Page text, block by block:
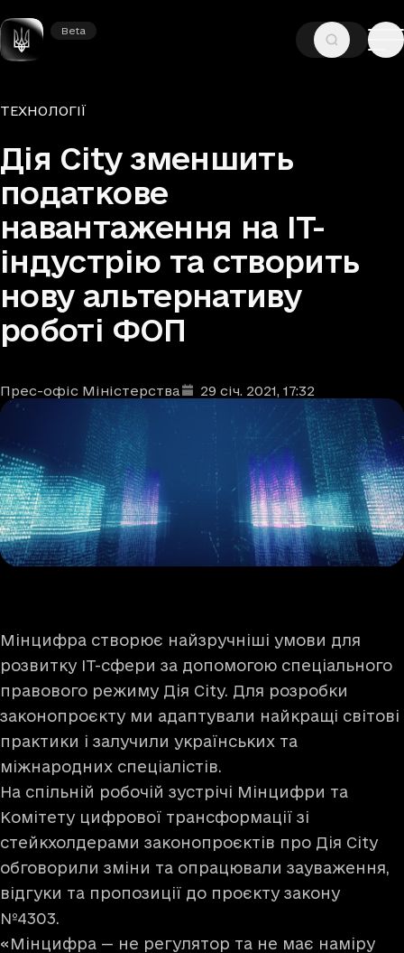
Beta
Beta
ГОЛОВНА —НОВИНИ
Рубрики
ТЕХНОЛОГІЇ
Дія City зменшить
податкове
навантаження на IT-
індустрію та створить
нову альтернативу
роботі ФОП
Автори
Прес-офіс Міністерства
Дата та час публікації: 29 січ. 2021, 17:32
Мінцифра створює найзручніші умови для
розвитку IT-сфери за допомогою спеціального
правового режиму Дія City. Для розробки
законопроєкту ми адаптували найкращі світові
практики і залучили українських та
міжнародних спеціалістів.
На спільній робочій зустрічі Мінцифри та
Комітету цифрової трансформації зі
стейкхолдерами законопроєктів про Дія City
обговорили зміни та опрацювали зауваження,
відгуки та пропозиції до проєкту закону
№4303.
«Мінцифра — не регулятор та не має наміру